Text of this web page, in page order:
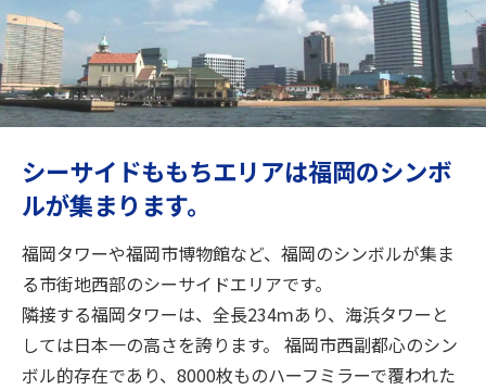
旅のお役立ち情報
閉じる
シーサイドももちエリアは福岡のシンボ
ルが集まります。
福岡タワーや福岡市博物館など、福岡のシンボルが集ま
る市街地西部のシーサイドエリアです。
隣接する福岡タワーは、全長234ｍあり、海浜タワーと
しては日本一の高さを誇ります。 福岡市西副都心のシン
ボル的存在であり、8000枚ものハーフミラーで覆われた